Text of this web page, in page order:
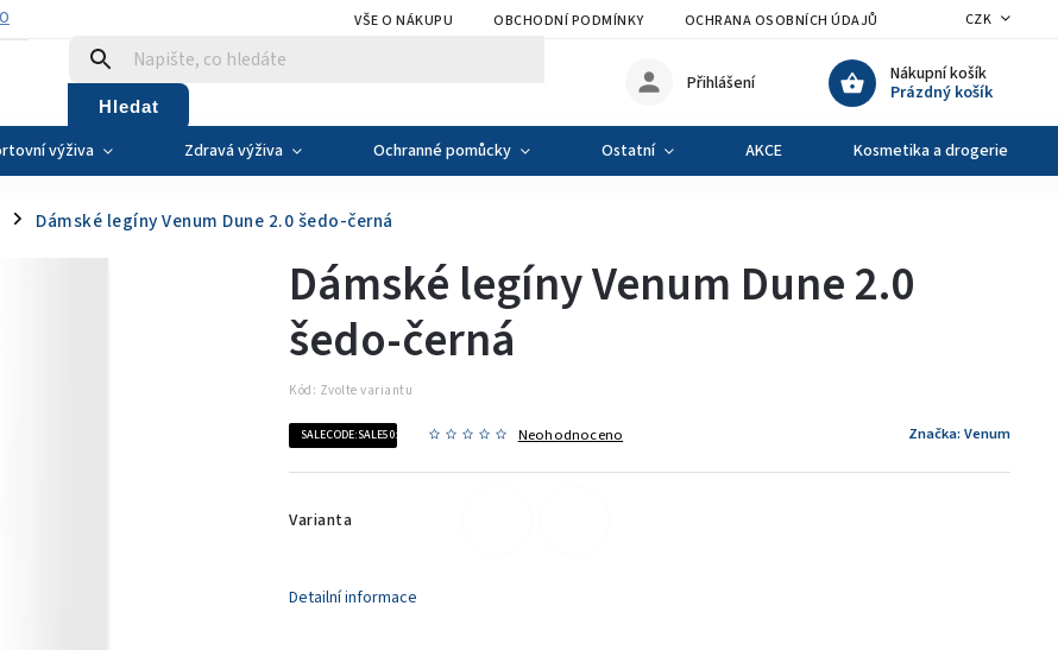
VŠE O NÁKUPU OBCHODNÍ PODMÍNKY OCHRANA OSOBNÍCH ÚDAJŮ VÝMĚNA A VRÁCENÍ
CZK
Hledat
Nákupní košík
Prázdný košík
Přihlášení
výživa Zdravá výživa Ochranné pomůcky Ostatní AKCE Kosmetika a drogerie
/ Dámské legíny Venum Dune 2.0 šedo-černá
Dámské legíny Venum Dune 2.0
šedo-černá
Kód: Zvolte variantu
SALECODE:SALE50:50:% Neohodnoceno Značka: Venum
Varianta
Detailní informace